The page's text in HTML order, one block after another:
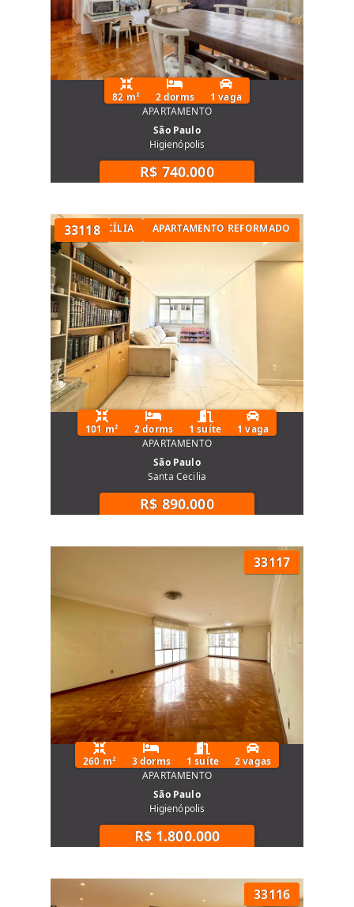
82 m² 2 dorms
1 vaga
APARTAMENTO
São Paulo
Higienópolis
R$ 740.000
33118
NA SANTA CECÍLIA APARTAMENTO REFORMADO
101 m² 2 dorms 1 suíte
1 vaga
APARTAMENTO
São Paulo
Santa Cecilia
R$ 890.000
33117
260 m² 3 dorms 1 suíte
2 vagas
APARTAMENTO
São Paulo
Higienópolis
R$ 1.800.000
33116